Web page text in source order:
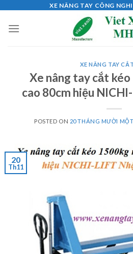
content
XE NÂNG TAY CÔNG
XE NÂNG TAY
Xe nâng tay cắt
cao 80cm hiệu
POSTED ON 20 THÁNG MƯỜI
20
Th11